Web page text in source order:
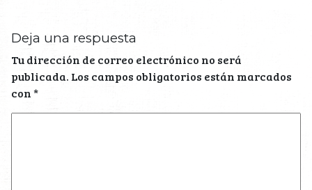
Deja una respuesta
Tu dirección de correo electrónico no será
publicada. Los campos obligatorios están marcados
con*